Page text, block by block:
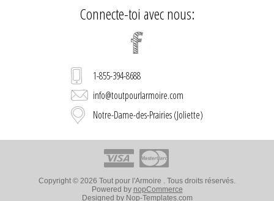
Connecte-toi avec nous:
1-855-394-8688
info@toutpourlarmoire.com
Notre-Dame-des-Prairies (Joliette)
Copyright © 2026 Tout pour l'Armoire . Tous droits réservés.
Powered by nopCommerce
Designed by Nop-Templates.com